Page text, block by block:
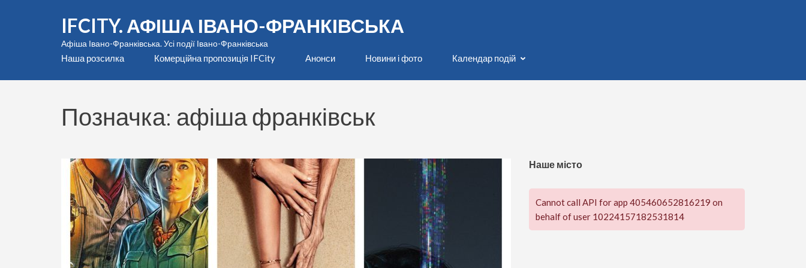
IFCITY. АФІША ІВАНО-ФРАНКІВСЬКА
Афіша Івано-Франківська. Усі події Івано-Франківська
Наша розсилка Комерційна пропозиція IFCity Анонси Новини і фото Календар подій
Позначка: афіша франківськ
Наше місто
Cannot call API for app 405460652816219 on
behalf of user 10224157182531814